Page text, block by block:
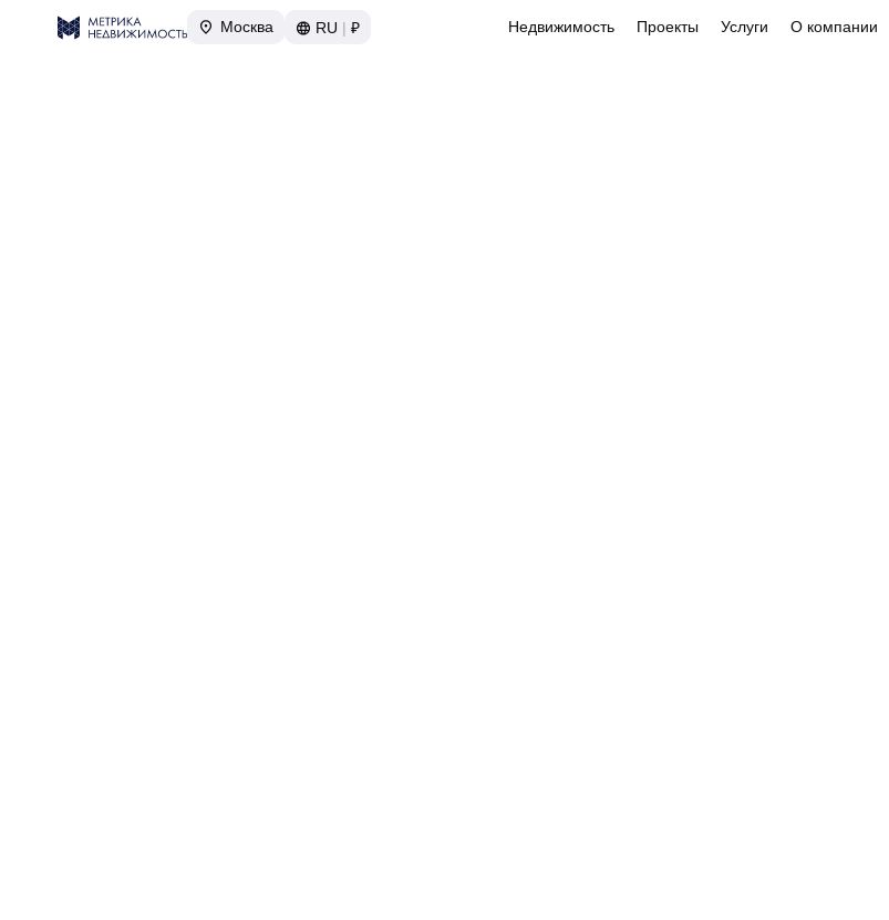
Москва RU | ₽ Недвижимость Проекты Услуги О компании